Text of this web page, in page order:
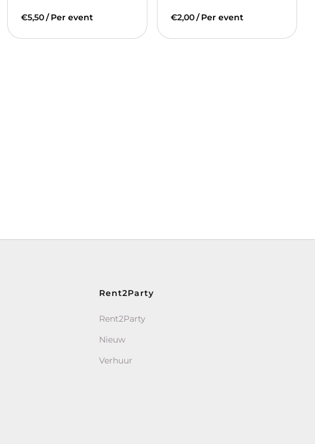
/ /
Rent2Party
Rent2Party
Nieuw
Verhuur